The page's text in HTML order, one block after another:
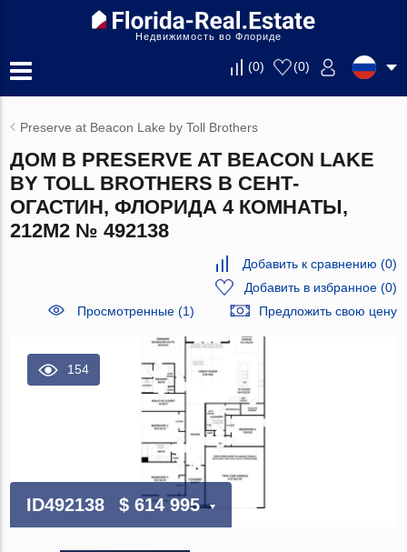
Недвижимость во Флориде
(0) (0)
Preserve at Beacon Lake by Toll Brothers
ДОМ В PRESERVE AT BEACON LAKE
BY TOLL BROTHERS В СЕНТ-
ОГАСТИН, ФЛОРИДА 4 КОМНАТЫ,
212М2 № 492138
Добавить к сравнению (0)
Добавить в избранное(0)
Просмотренные (1)
Предложить свою цену
154
ID492138 $ 614 995